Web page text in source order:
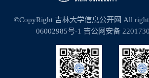
©CopyRight 吉林大学信息公开网 All right
06002985号-1 吉公网安备